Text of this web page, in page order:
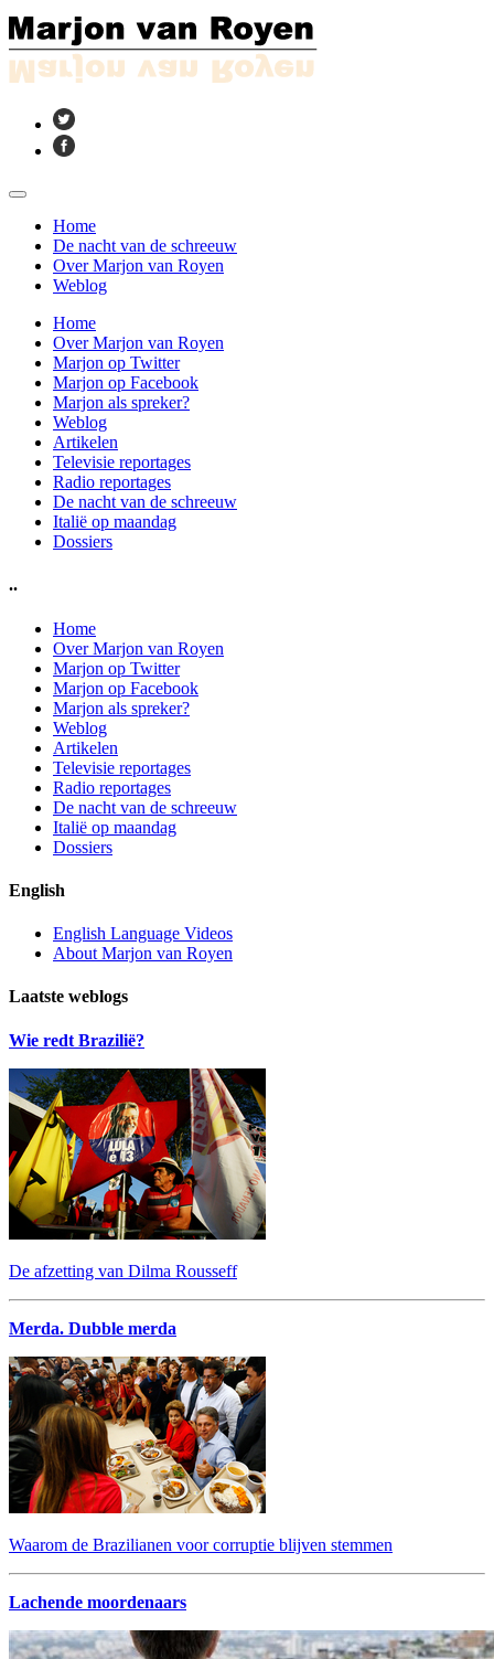
Home
De nacht van de schreeuw
Over Marjon van Royen
Weblog
Home
Over Marjon van Royen
Marjon op Twitter
Marjon op Facebook
Marjon als spreker?
Weblog
Artikelen
Televisie reportages
Radio reportages
De nacht van de schreeuw
Italië op maandag
Dossiers
..
Home
Over Marjon van Royen
Marjon op Twitter
Marjon op Facebook
Marjon als spreker?
Weblog
Artikelen
Televisie reportages
Radio reportages
De nacht van de schreeuw
Italië op maandag
Dossiers
English
English Language Videos
About Marjon van Royen
Laatste weblogs
Wie redt Brazilië?
De afzetting van Dilma Rousseff
Merda. Dubble merda
Waarom de Brazilianen voor corruptie blijven stemmen
Lachende moordenaars